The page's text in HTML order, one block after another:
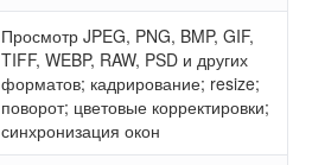
Просмотр JPEG, PNG, BMP, GIF,
TIFF, WEBP, RAW, PSD и других
форматов; кадрирование; resize;
поворот; цветовые корректировки;
синхронизация окон